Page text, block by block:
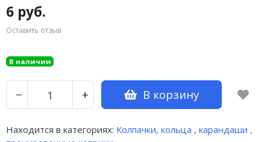
6 руб.
Оставить отзыв
В наличии
− + В корзину
Находится в категориях: Колпачки, кольца , карандаши ,